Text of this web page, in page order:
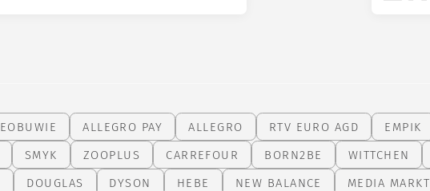
EOBUWIE ALLEGRO PAY ALLEGRO RTV EURO AGD EMPIK
SMYK ZOOPLUS CARREFOUR BORN2BE WITTCHEN
DOUGLAS DYSON HEBE NEW BALANCE MEDIA MARKT